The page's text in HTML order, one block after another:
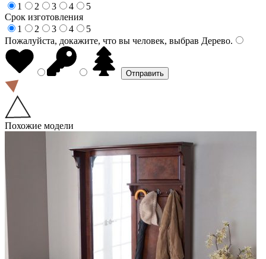
1
2 3 4
5
Срок изготовления
1
2 3 4
5
Пожалуйста, докажите, что вы человек, выбрав Дерево.
Похожие модели